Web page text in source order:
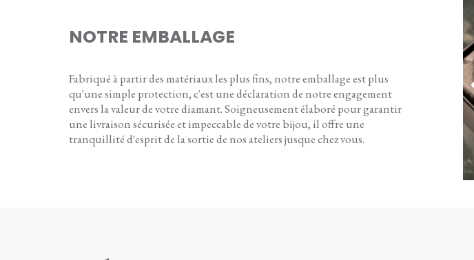
NOTRE EMBALLAGE
Fabriqué à partir des matériaux les plus fins, notre emballage est plus
qu'une simple protection, c'est une déclaration de notre engagement
envers la valeur de votre diamant. Soigneusement élaboré pour garantir
une livraison sécurisée et impeccable de votre bijou, il offre une
tranquillité d'esprit de la sortie de nos ateliers jusque chez vous.